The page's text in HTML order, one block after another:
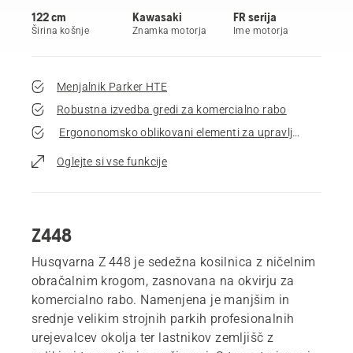
122 cm
Širina košnje
Kawasaki
Znamka motorja
FR serija
Ime motorja
Menjalnik Parker HTE
Robustna izvedba gredi za komercialno rabo
Ergononomsko oblikovani elementi za upravljanje
Oglejte si vse funkcije
Z448
Husqvarna Z 448 je sedežna kosilnica z ničelnim
obračalnim krogom, zasnovana na okvirju za
komercialno rabo. Namenjena je manjšim in
srednje velikim strojnih parkih profesionalnih
urejevalcev okolja ter lastnikov zemljišč z